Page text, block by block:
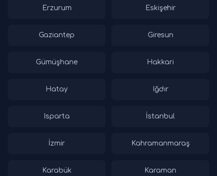
Erzurum Eskişehir
Gaziantep Giresun
Gümüşhane Hakkari
Hatay Iğdır
Isparta İstanbul
İzmir Kahramanmaraş
Karabük Karaman